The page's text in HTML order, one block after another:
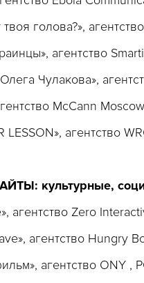
голова?»,
агентство
Олега Чулакова»,
McCann
LESSON», агентство
культурные,
агентство Zero
агентство Hungry
агентство ONY